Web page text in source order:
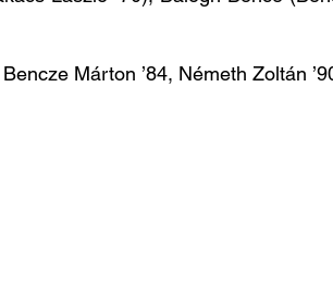
Márton ’84, Németh Zoltán